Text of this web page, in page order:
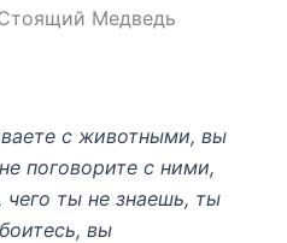
Медведь
с животными, вы
поговорите с ними,
чего ты не знаешь, ты
вы